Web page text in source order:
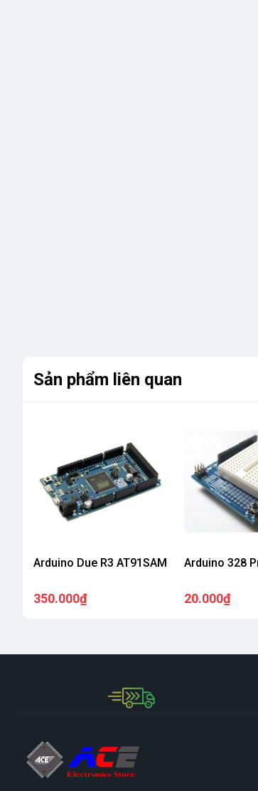
Sản phẩm liên quan
Arduino Due R3 AT91SAM
350.000₫
Arduino 328
20.000₫